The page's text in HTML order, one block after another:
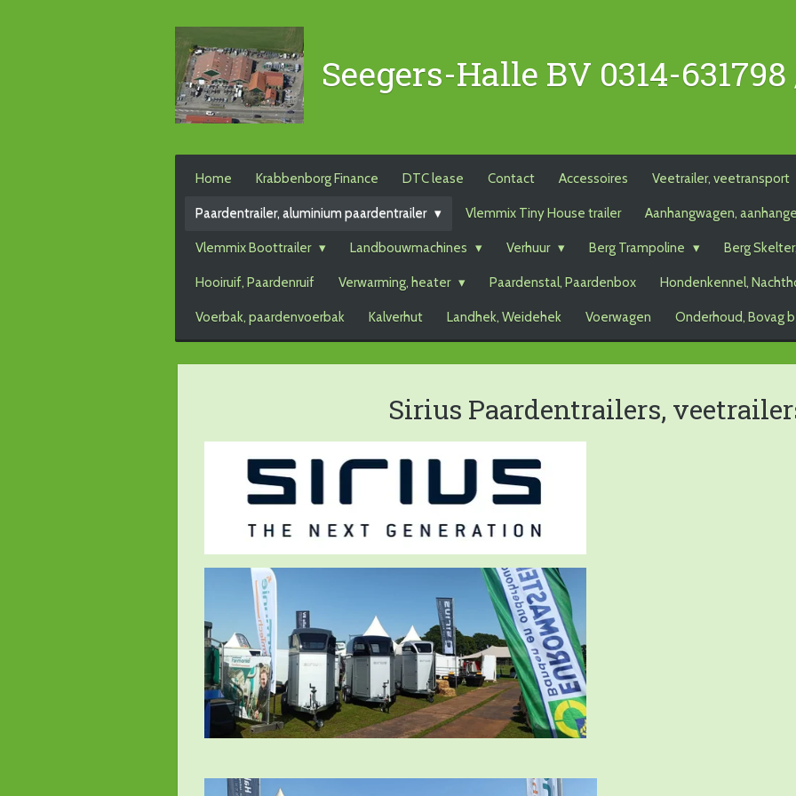
Seegers-Halle BV 0314-
Home Krabbenborg Finance DTC lease Contact Accessoires Veetrailer, veetransport
Paardentrailer, aluminium paardentrailer Vlemmix Tiny House trailer Aanhangwagen,
Vlemmix Boottrailer Landbouwmachines Verhuur Berg Trampoline Berg
Hooiruif, Paardenruif Verwarming, heater Paardenstal, Paardenbox Hondenkennel,
Voerbak, paardenvoerbak Kalverhut Landhek, Weidehek Voerwagen Onderhoud, Bovag
Sirius Paardentrailers,